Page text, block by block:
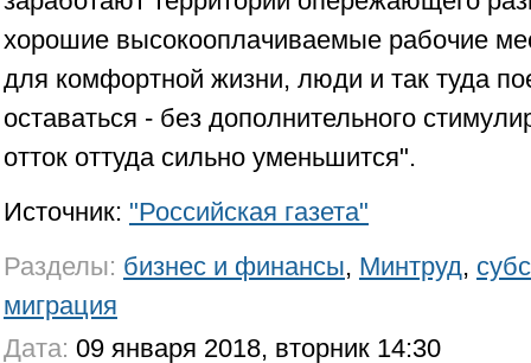
хорошие высокооплачиваемые рабочие
для комфортной жизни, люди и так туда
оставаться - без дополнительного
отток оттуда сильно уменьшится".
Источник: "Российская газета"
Разделы: бизнес и финансы, Минтруд,
миграция
Дата: 09 января 2018, вторник 14:30